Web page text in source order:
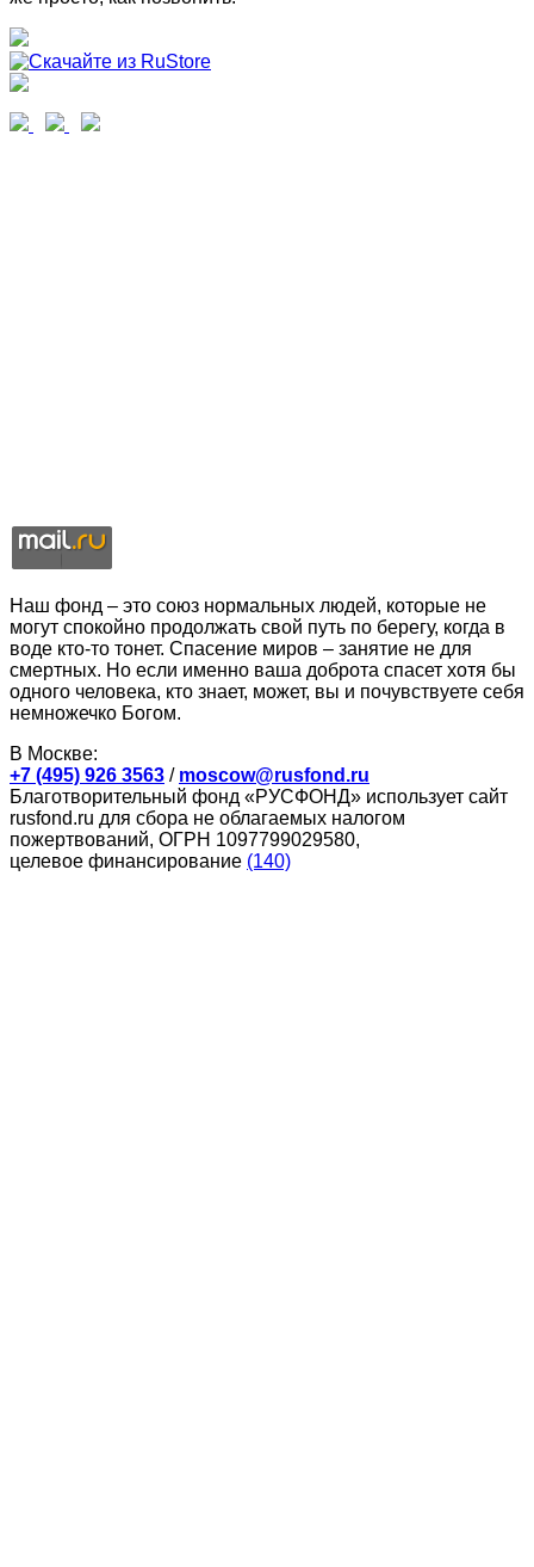
Наш фонд – это союз нормальных людей, которые не
могут спокойно продолжать свой путь по берегу, когда в
воде кто-то тонет. Спасение миров – занятие не для
смертных. Но если именно ваша доброта спасет хотя бы
одного человека, кто знает, может, вы и почувствуете себя
немножечко Богом.
В Москве:
+7 (495) 926 3563 / moscow@rusfond.ru
Благотворительный фонд «РУСФОНД» использует сайт
rusfond.ru для сбора не облагаемых налогом
пожертвований, ОГРН 1097799029580,
целевое финансирование (140)